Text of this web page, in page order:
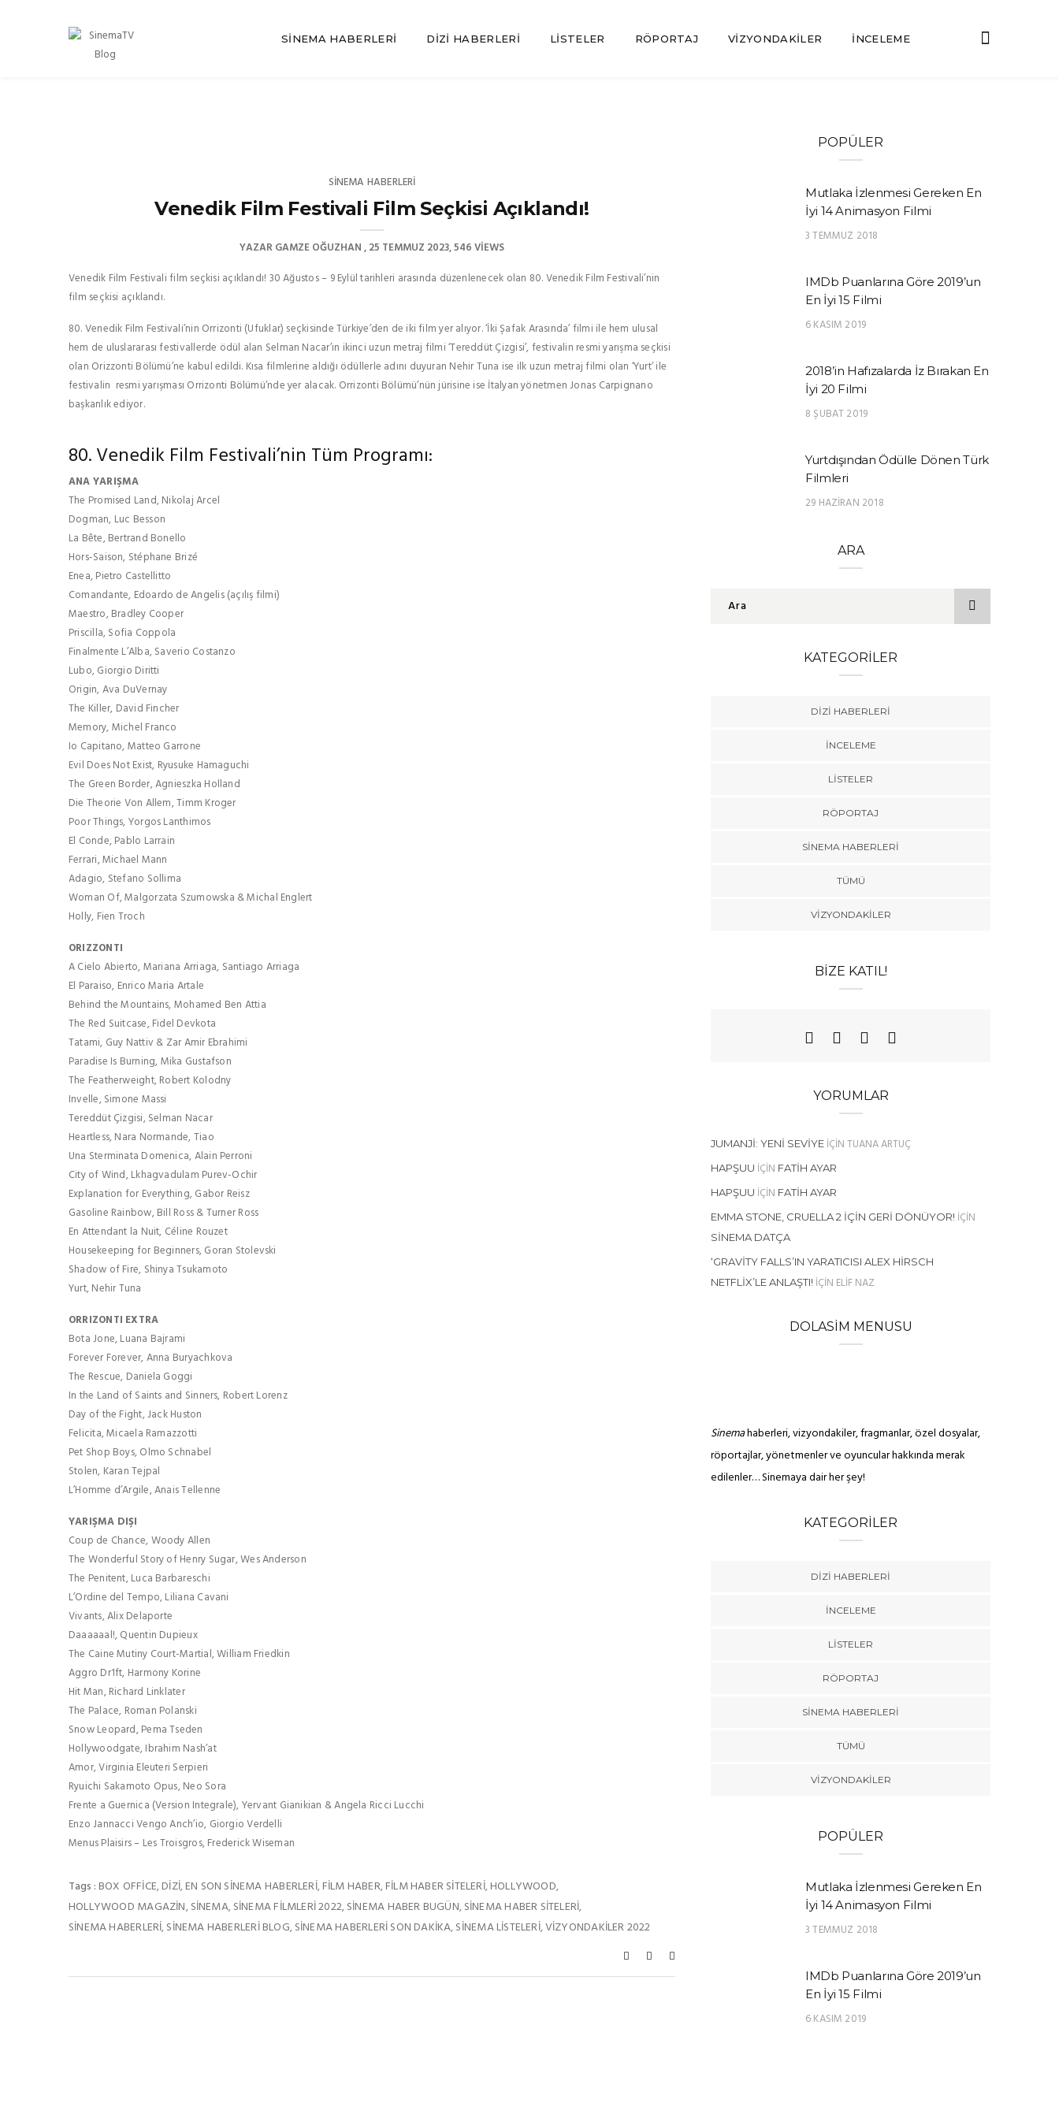
SINEMA HABERLERI DIZI HABERLERI LISTELER RÖPORTAJ VIZYONDAKILER İNCELEME
SINEMA HABERLERI
Venedik Film Festivali Film Seçkisi Açıklandı!
YAZARGAMZE OĞUZHAN 25 TEMMUZ 2023 546 VIEWS
Venedik Film Festivali film seçkisi açıklandı! 30 Ağustos – 9 Eylül tarihleri arasında düzenlenecek olan 80. Venedik Film Festivali’nin
film seçkisi açıklandı.
80. Venedik Film Festivali’nin Orrizonti (Ufuklar) seçkisinde Türkiye’den de iki film yer alıyor. ‘İki Şafak Arasında’ filmi ile hem ulusal
hem de uluslararası festivallerde ödül alan Selman Nacar’ın ikinci uzun metraj filmi ‘Tereddüt Çizgisi’, festivalin resmi yarışma seçkisi
olan Orizzonti Bölümü’ne kabul edildi. Kısa filmlerine aldığı ödüllerle adını duyuran Nehir Tuna ise ilk uzun metraj filmi olan ‘Yurt’ ile
festivalin resmi yarışması Orrizonti Bölümü’nde yer alacak. Orrizonti Bölümü’nün jürisine ise İtalyan yönetmen Jonas Carpignano
başkanlık ediyor.
80. Venedik Film Festivali’nin Tüm Programı:
ANA YARIŞMA
The Promised Land, Nikolaj Arcel
Dogman, Luc Besson
La Bête, Bertrand Bonello
Hors-Saison, Stéphane Brizé
Enea, Pietro Castellitto
Comandante, Edoardo de Angelis (açılış filmi)
Maestro, Bradley Cooper
Priscilla, Sofia Coppola
Finalmente L’Alba, Saverio Costanzo
Lubo, Giorgio Diritti
Origin, Ava DuVernay
The Killer, David Fincher
Memory, Michel Franco
Io Capitano, Matteo Garrone
Evil Does Not Exist, Ryusuke Hamaguchi
The Green Border, Agnieszka Holland
Die Theorie Von Allem, Timm Kroger
Poor Things, Yorgos Lanthimos
El Conde, Pablo Larrain
Ferrari, Michael Mann
Adagio, Stefano Sollima
Woman Of, Malgorzata Szumowska & Michal Englert
Holly, Fien Troch
ORIZZONTI
A Cielo Abierto, Mariana Arriaga, Santiago Arriaga
El Paraiso, Enrico Maria Artale
Behind the Mountains, Mohamed Ben Attia
The Red Suitcase, Fidel Devkota
Tatami, Guy Nattiv & Zar Amir Ebrahimi
Paradise Is Burning, Mika Gustafson
The Featherweight, Robert Kolodny
Invelle, Simone Massi
Tereddüt Çizgisi, Selman Nacar
Heartless, Nara Normande, Tiao
Una Sterminata Domenica, Alain Perroni
City of Wind, Lkhagvadulam Purev-Ochir
Explanation for Everything, Gabor Reisz
Gasoline Rainbow, Bill Ross & Turner Ross
En Attendant la Nuit, Céline Rouzet
Housekeeping for Beginners, Goran Stolevski
Shadow of Fire, Shinya Tsukamoto
Yurt, Nehir Tuna
ORRIZONTI EXTRA
Bota Jone, Luana Bajrami
Forever Forever, Anna Buryachkova
The Rescue, Daniela Goggi
In the Land of Saints and Sinners, Robert Lorenz
Day of the Fight, Jack Huston
Felicita, Micaela Ramazzotti
Pet Shop Boys, Olmo Schnabel
Stolen, Karan Tejpal
L’Homme d’Argile, Anais Tellenne
YARIŞMA DIŞI
Coup de Chance, Woody Allen
The Wonderful Story of Henry Sugar, Wes Anderson
The Penitent, Luca Barbareschi
L’Ordine del Tempo, Liliana Cavani
Vivants, Alix Delaporte
Daaaaaal!, Quentin Dupieux
The Caine Mutiny Court-Martial, William Friedkin
Aggro Dr1ft, Harmony Korine
Hit Man, Richard Linklater
The Palace, Roman Polanski
Snow Leopard, Pema Tseden
Hollywoodgate, Ibrahim Nash’at
Amor, Virginia Eleuteri Serpieri
Ryuichi Sakamoto Opus, Neo Sora
Frente a Guernica (Version Integrale), Yervant Gianikian & Angela Ricci Lucchi
Enzo Jannacci Vengo Anch’io, Giorgio Verdelli
Menus Plaisirs – Les Troisgros, Frederick Wiseman
Tags : BOX OFFICE,DIZI,EN SON SINEMA HABERLERI,FILM HABER,FILM HABER SITELERI,HOLLYWOOD,
HOLLYWOOD MAGAZIN,SINEMA,SINEMA FILMLERI 2022,SINEMA HABER BUGÜN,SINEMA HABER SITELERI,
SINEMA HABERLERI,SINEMA HABERLERI BLOG,SINEMA HABERLERI SON DAKIKA,SINEMA LISTELERI,VIZYONDAKILER 2022
POPÜLER
Mutlaka İzlenmesi Gereken En
İyi 14 Animasyon Filmi
3 TEMMUZ 2018
IMDb Puanlarına Göre 2019’un
En İyi 15 Filmi
6 KASIM 2019
2018’in Hafızalarda İz Bırakan En
İyi 20 Filmi
8 ŞUBAT 2019
Yurtdışından Ödülle Dönen Türk
Filmleri
29 HAZIRAN 2018
ARA
KATEGORILER
DIZI HABERLERI
İNCELEME
LISTELER
RÖPORTAJ
SINEMA HABERLERI
TÜMÜ
VIZYONDAKILER
BIZE KATIL!
YORUMLAR
JUMANJI: YENI SEVIYE IÇINTUANA ARTUÇ
HAPŞUU IÇIN FATIH AYAR
HAPŞUU IÇIN FATIH AYAR
EMMA STONE, CRUELLA 2 İÇIN GERI DÖNÜYOR! IÇIN
SINEMA DATÇA
‘GRAVITY FALLS’IN YARATICISI ALEX HIRSCH
NETFLIX’LE ANLAŞTI! IÇIN ELIF NAZ
DOLASIM MENUSU
Sinemahaberleri, vizyondakiler, fragmanlar, özel dosyalar,
röportajlar, yönetmenler ve oyuncular hakkında merak
edilenler… Sinemaya dair her şey!
KATEGORILER
DIZI HABERLERI
İNCELEME
LISTELER
RÖPORTAJ
SINEMA HABERLERI
TÜMÜ
VIZYONDAKILER
POPÜLER
Mutlaka İzlenmesi Gereken En
İyi 14 Animasyon Filmi
3 TEMMUZ 2018
IMDb Puanlarına Göre 2019’un
En İyi 15 Filmi
6 KASIM 2019